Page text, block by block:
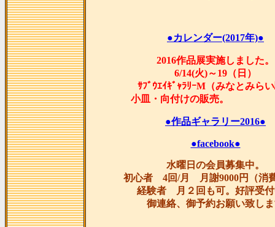
●カレンダー(2017年)●
2016作品展実施しました。
6/14(火)～19（日）
ｻﾌﾞｳｴｲｷﾞｬﾗﾘｰM（みなとみら
小皿・向付けの販
●作品ギャラリー2016●
●facebook●
水曜日の会員募集中。
初心者 4回/月 月謝9000円（消
経験者 月２回も可。好評受
御連絡、御予約お願い致し